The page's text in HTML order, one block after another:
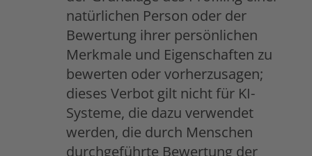
natürlichen Person oder der
Bewertung ihrer persönlichen
Merkmale und Eigenschaften zu
bewerten oder vorherzusagen;
dieses Verbot gilt nicht für KI-
Systeme, die dazu verwendet
werden, die durch Menschen
durchgeführte Bewertung der